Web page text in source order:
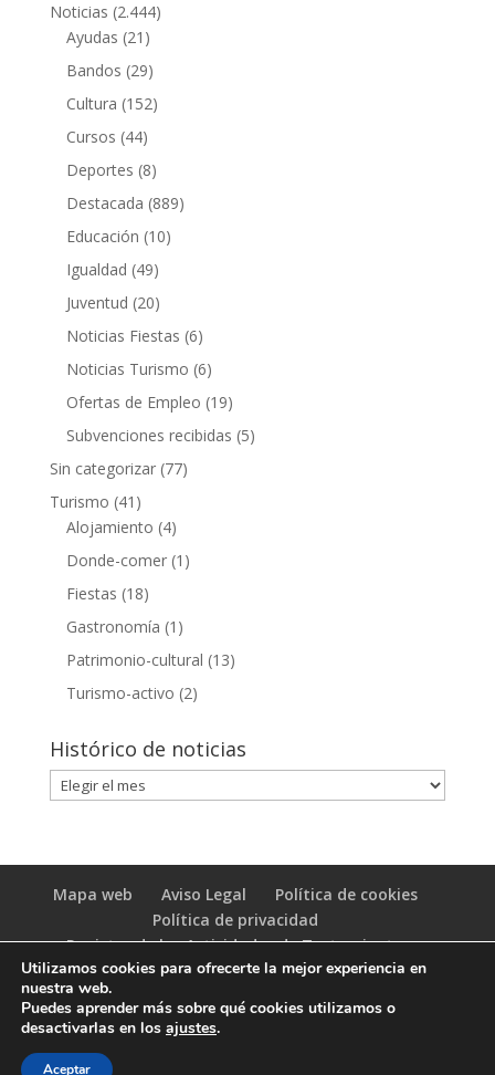
Noticias (2.444)
Ayudas (21)
Bandos (29)
Cultura (152)
Cursos (44)
Deportes (8)
Destacada (889)
Educación (10)
Igualdad (49)
Juventud (20)
Noticias Fiestas (6)
Noticias Turismo (6)
Ofertas de Empleo (19)
Subvenciones recibidas (5)
Sin categorizar(77)
Turismo (41)
Alojamiento (4)
Donde-comer(1)
Fiestas (18)
Gastronomía (1)
Patrimonio-cultural (13)
Turismo-activo (2)
Histórico de noticias
Histórico
de
Mapa web Aviso Legal
Política de cookies
Política de privacidad
Registro de las Actividades de Tratamiento
(RAT)
Utilizamos cookies para ofrecerte la mejor experiencia en
nuestra web.
Puedes aprender más sobre qué cookies utilizamos o
desactivarlas en los ajustes.
Aceptar